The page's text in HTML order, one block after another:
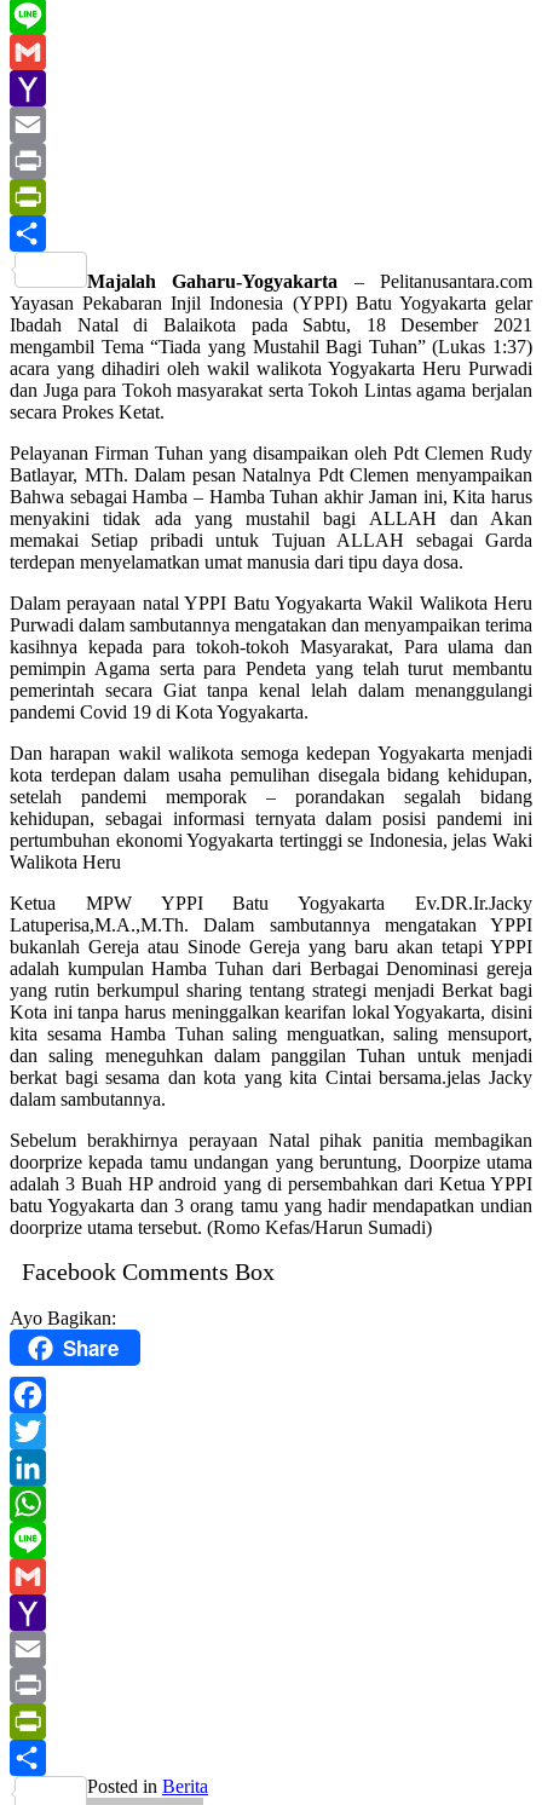
WhatsApp
Line
Gmail
Yahoo
Mail
Email
Print
PrintFriendly
Share
Majalah Gaharu-Yogyakarta – Pelitanusantara.com
Yayasan Pekabaran Injil Indonesia (YPPI) Batu Yogyakarta gelar
Ibadah Natal di Balaikota pada Sabtu, 18 Desember 2021
mengambil Tema “Tiada yang Mustahil Bagi Tuhan” (Lukas 1:37)
acara yang dihadiri oleh wakil walikota Yogyakarta Heru Purwadi
dan Juga para Tokoh masyarakat serta Tokoh Lintas agama berjalan
secara Prokes Ketat.
Pelayanan Firman Tuhan yang disampaikan oleh Pdt Clemen Rudy
Batlayar, MTh. Dalam pesan Natalnya Pdt Clemen menyampaikan
Bahwa sebagai Hamba – Hamba Tuhan akhir Jaman ini, Kita harus
menyakini tidak ada yang mustahil bagi ALLAH dan Akan
memakai Setiap pribadi untuk Tujuan ALLAH sebagai Garda
terdepan menyelamatkan umat manusia dari tipu daya dosa.
Dalam perayaan natal YPPI Batu Yogyakarta Wakil Walikota Heru
Purwadi dalam sambutannya mengatakan dan menyampaikan terima
kasihnya kepada para tokoh-tokoh Masyarakat, Para ulama dan
pemimpin Agama serta para Pendeta yang telah turut membantu
pemerintah secara Giat tanpa kenal lelah dalam menanggulangi
pandemi Covid 19 di Kota Yogyakarta.
Dan harapan wakil walikota semoga kedepan Yogyakarta menjadi
kota terdepan dalam usaha pemulihan disegala bidang kehidupan,
setelah pandemi memporak – porandakan segalah bidang
kehidupan, sebagai informasi ternyata dalam posisi pandemi ini
pertumbuhan ekonomi Yogyakarta tertinggi se Indonesia, jelas Waki
Walikota Heru
Ketua MPW YPPI Batu Yogyakarta Ev.DR.Ir.Jacky
Latuperisa,M.A.,M.Th. Dalam sambutannya mengatakan YPPI
bukanlah Gereja atau Sinode Gereja yang baru akan tetapi YPPI
adalah kumpulan Hamba Tuhan dari Berbagai Denominasi gereja
yang rutin berkumpul sharing tentang strategi menjadi Berkat bagi
Kota ini tanpa harus meninggalkan kearifan lokal Yogyakarta, disini
kita sesama Hamba Tuhan saling menguatkan, saling mensuport,
dan saling meneguhkan dalam panggilan Tuhan untuk menjadi
berkat bagi sesama dan kota yang kita Cintai bersama.jelas Jacky
dalam sambutannya.
Sebelum berakhirnya perayaan Natal pihak panitia membagikan
doorprize kepada tamu undangan yang beruntung, Doorpize utama
adalah 3 Buah HP android yang di persembahkan dari Ketua YPPI
batu Yogyakarta dan 3 orang tamu yang hadir mendapatkan undian
doorprize utama tersebut. (Romo Kefas/Harun Sumadi)
Facebook Comments Box
Ayo Bagikan:
Share
Facebook
Twitter
LinkedIn
WhatsApp
Line
Gmail
Yahoo
Mail
Email
Print
PrintFriendly
Share
Posted in Berita